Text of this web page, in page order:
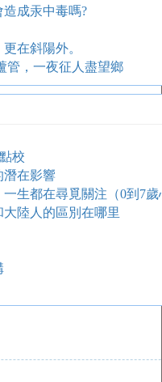
成汞中毒嗎?
在斜陽外。
管，一夜征人盡望鄉
校
潛在影響
生都在尋覓關注（0到7
陸人的區別在哪里